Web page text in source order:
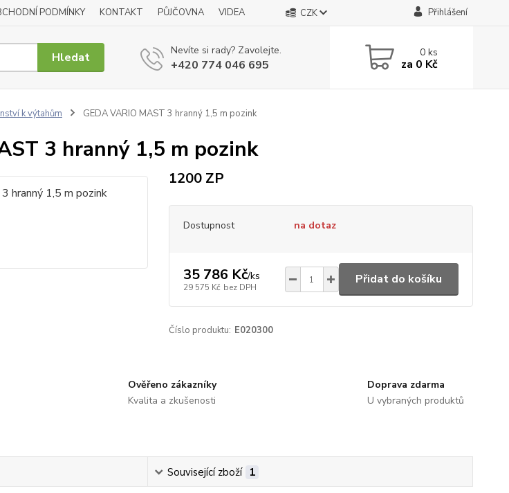
PODMÍNKY KONTAKT PŮJČOVNA VIDEA CZK Přihlášení
Hledat Nevíte si rady? Zavolejte.
+420 774 046 695
0ks
za 0 Kč
k výtahům GEDA VARIO MAST 3 hranný 1,5 m pozink
3 hranný 1,5 m pozink
1200 ZP
Dostupnost na dotaz
35 786 Kč/ks
29 575 Kč bez DPH
Přidat do košíku
Číslo produktu: E020300
Ověřeno zákazníky
Kvalita a zkušenosti
Doprava zdarma
U vybraných produktů
Související zboží 1